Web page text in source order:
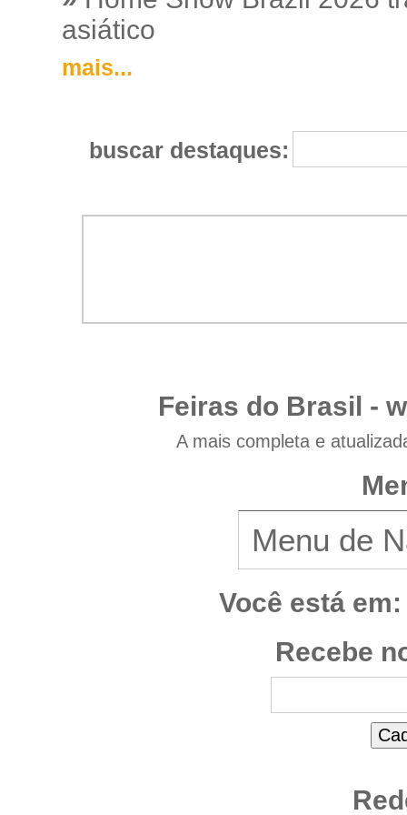
asiático
mais...
buscar destaques:
Feiras do Brasil -
A mais completa e
Você está em:
Recebe